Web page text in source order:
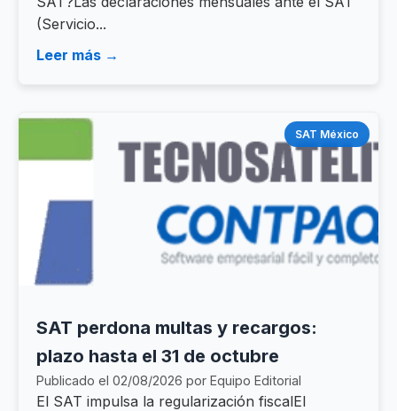
(Servicio...
Leer más →
SAT México
SAT perdona multas y recargos:
plazo hasta el 31 de octubre
Publicado el 02/08/2026 por Equipo Editorial
El SAT impulsa la regularización fiscalEl